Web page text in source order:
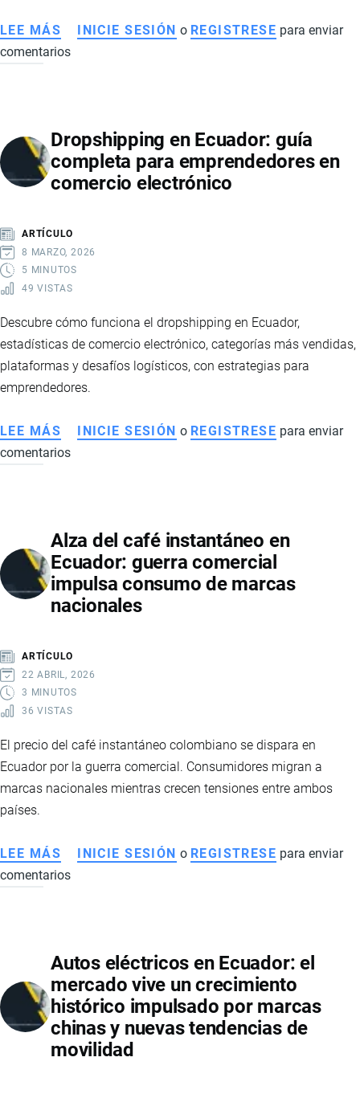
LEE MÁS SOBRE
ECONOMÍA
2026:
SEÑALES
DE
ESTABILIDAD
Y
FORTALECIMIENTO
INICIE SESIÓN o REGISTRESE para enviar
comentarios
Dropshipping en Ecuador: guía
completa para emprendedores en
comercio electrónico
ARTÍCULO
8 MARZO, 2026
5 MINUTOS
49 VISTAS
Descubre cómo funciona el dropshipping en Ecuador,
estadísticas de comercio electrónico, categorías más vendidas,
plataformas y desafíos logísticos, con estrategias para
emprendedores.
LEE MÁS SOBRE
DROPSHIPPING
COMPLETA
PARA
EMPRENDEDORES
EN
INICIE SESIÓN o REGISTRESE para enviar
comentarios
Alza del café instantáneo en
Ecuador: guerra comercial
impulsa consumo de marcas
nacionales
ARTÍCULO
22 ABRIL, 2026
3 MINUTOS
36 VISTAS
El precio del café instantáneo colombiano se dispara en
Ecuador por la guerra comercial. Consumidores migran a
marcas nacionales mientras crecen tensiones entre ambos
países.
LEE MÁS SOBRE
ALZA
EN
ECUADOR:
GUERRA
COMERCIAL
IMPULSA
INICIE SESIÓN o REGISTRESE para enviar
comentarios
Autos eléctricos en Ecuador: el
mercado vive un crecimiento
histórico impulsado por marcas
chinas y nuevas tendencias de
movilidad